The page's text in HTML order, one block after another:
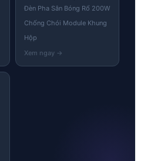
Đèn Pha Sân Bóng Rổ 200W
Chống Chói Module Khung
Hộp